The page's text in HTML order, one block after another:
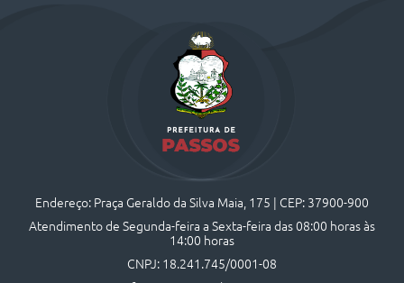
Endereço: Praça Geraldo da Silva Maia, 175 | CEP: 37900-900
Atendimento de Segunda-feira a Sexta-feira das 08:00 horas às
14:00 horas
CNPJ: 18.241.745/0001-08